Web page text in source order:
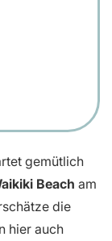
gemütlich
Beach am
die
hier auch